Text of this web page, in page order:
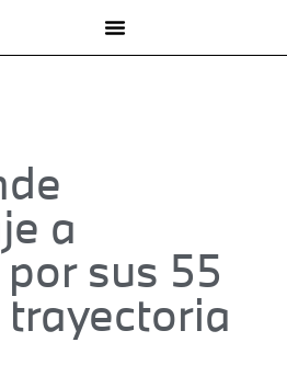
a
sus 55